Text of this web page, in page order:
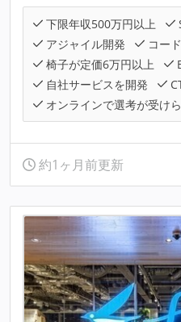
下限年収500万円以上
アジャイル開発
コー
椅子が定価6万円以上
自社サービスを開発
オンラインで選考が受け
約1ヶ月前更新